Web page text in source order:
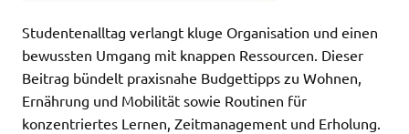
Studentenalltag verlangt kluge Organisation und einen
bewussten Umgang mit knappen Ressourcen. Dieser
Beitrag bündelt praxisnahe Budgettipps zu Wohnen,
Ernährung und Mobilität sowie Routinen für
konzentriertes Lernen, Zeitmanagement und Erholung.